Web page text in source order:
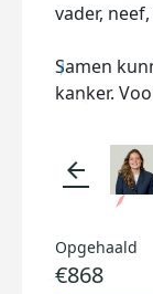
vader,
Samen
kanker.
arrow_back
Opgehaald
€868